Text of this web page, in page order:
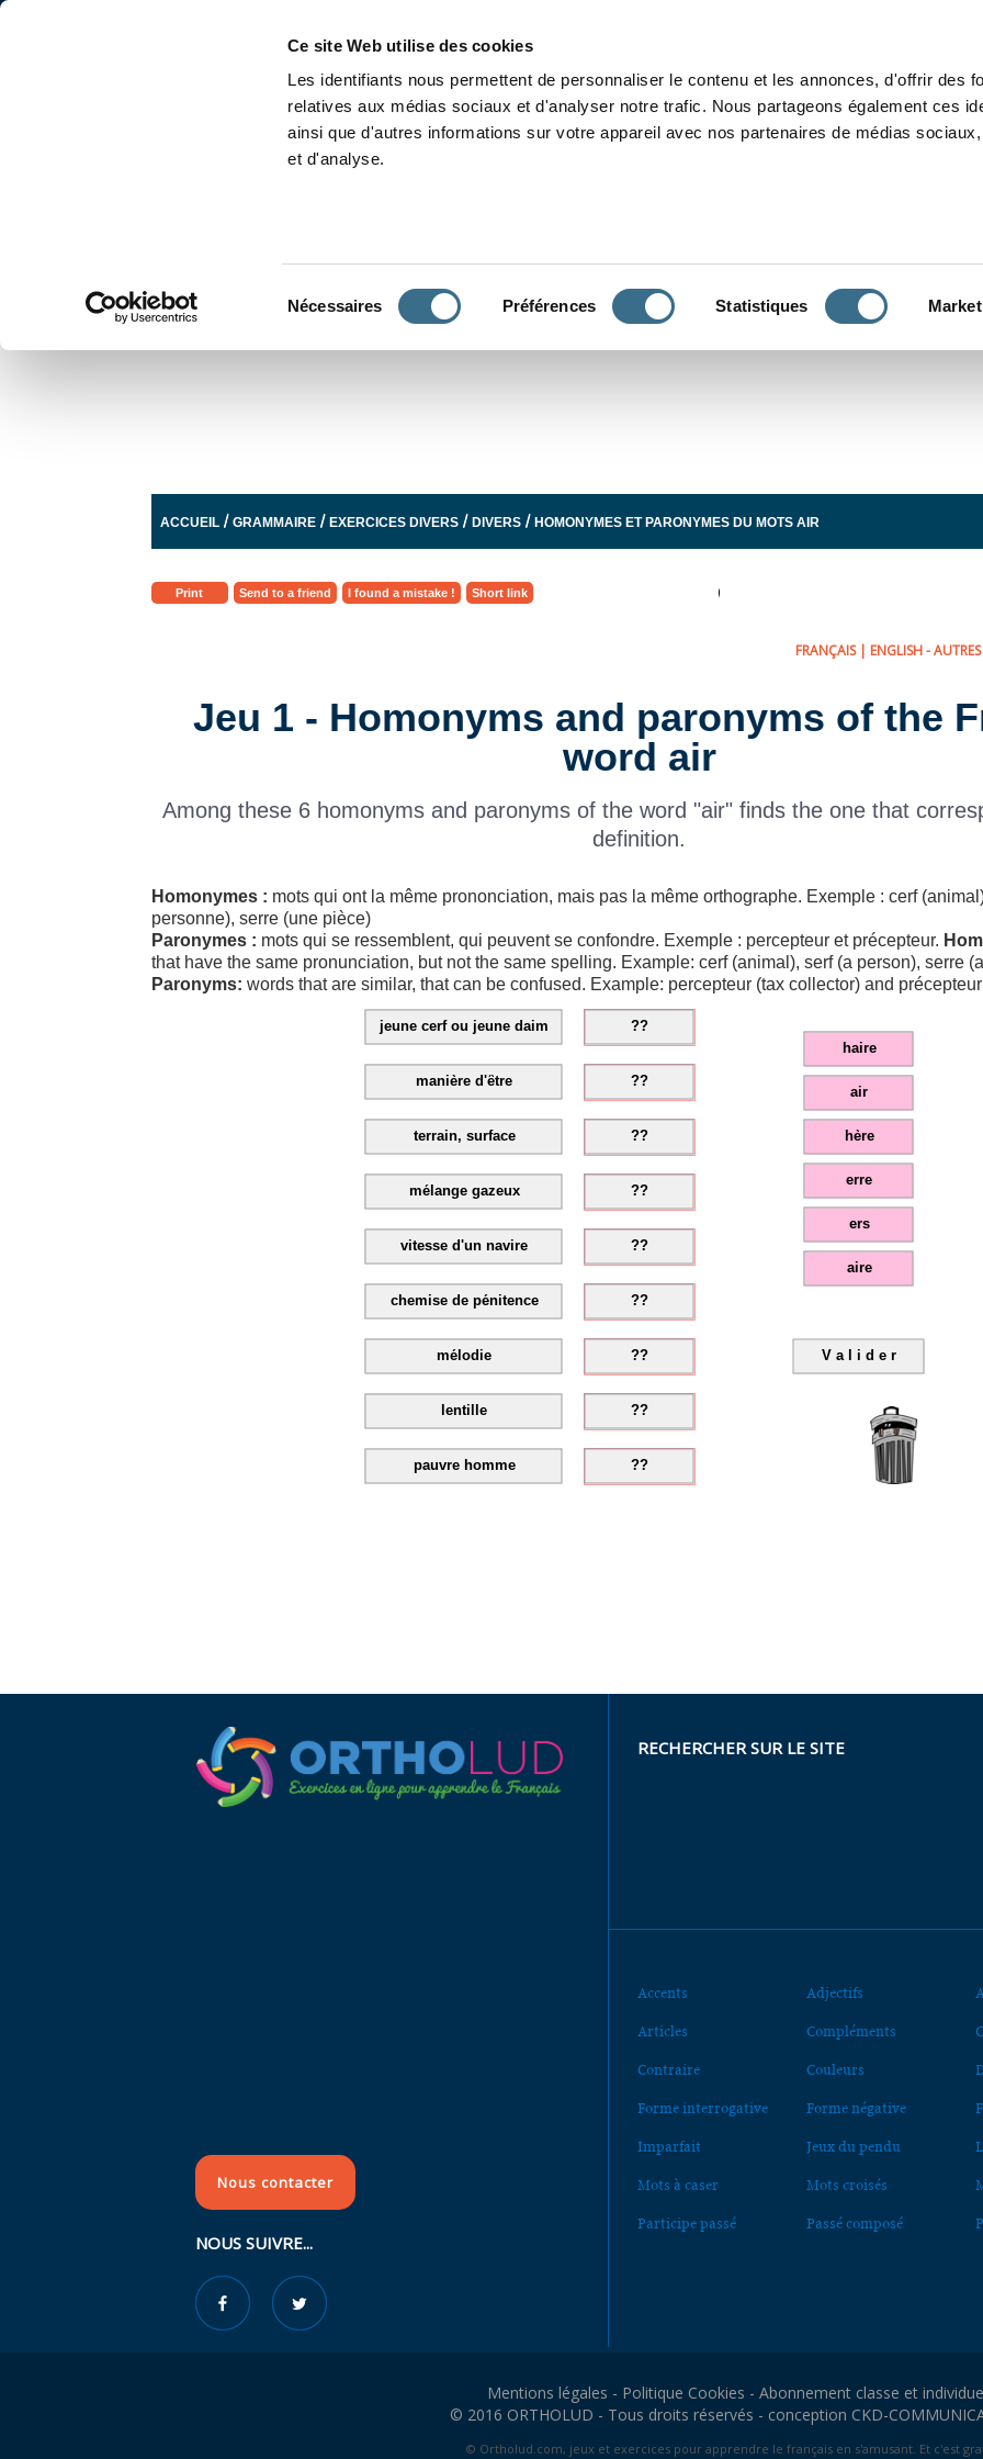
Ce site Web utilise des cookies
Les identifiants nous permettent de personnaliser le contenu et les annonces, d'offrir des
relatives aux médias sociaux et d'analyser notre trafic. Nous partageons également ces
ainsi que d'autres informations sur votre appareil avec nos partenaires de médias
et d'analyse.
Nécessaires Préférences Statistiques
ACCUEIL /GRAMMAIRE /EXERCICES DIVERS /DIVERS /HOMONYMES ET PARONYMES DU MOTS AIR
Print Send to a friend I found a mistake ! Short link
FRANÇAIS| ENGLISH- AUTRES
Jeu 1 - Homonyms and paronyms of the
word air
Among these 6 homonyms and paronyms of the word "air" finds the one that
definition.
Homonymes : mots qui ont la même prononciation, mais pas la même orthographe. Exemple : cerf
personne), serre (une pièce)
Paronymes : mots qui se ressemblent, qui peuvent se confondre. Exemple : percepteur et précepteur.
that have the same pronunciation, but not the same spelling. Example: cerf (animal), serf (a person), serre
Paronyms: words that are similar, that can be confused. Example: percepteur (tax collector) and
Nous contacter
NOUS SUIVRE...
RECHERCHER SUR LE SITE
Accents Adjectifs
Articles Compléments
Contraire Couleurs
Forme interrogative Forme négative
Imparfait Jeux du pendu
Mots à caser Mots croisés
Participe passé Passé composé
Mentions légales - Politique Cookies - Abonnement classe et
© 2016 ORTHOLUD - Tous droits réservés - conception CKD-
© Ortholud.com, jeux et exercices pour apprendre le français en s'amusant. Et c'est